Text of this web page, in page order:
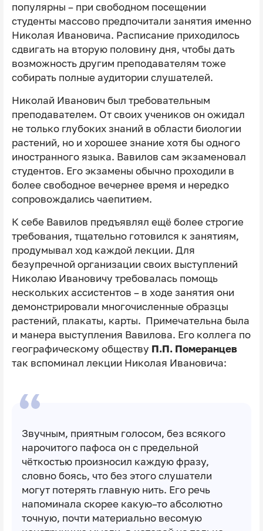
популярны – при свободном посещении
студенты массово предпочитали занятия именно
Николая Ивановича. Расписание приходилось
сдвигать на вторую половину дня, чтобы дать
возможность другим преподавателям тоже
собирать полные аудитории слушателей.
Николай Иванович был требовательным
преподавателем. От своих учеников он ожидал
не только глубоких знаний в области биологии
растений, но и хорошее знание хотя бы одного
иностранного языка. Вавилов сам экзаменовал
студентов. Его экзамены обычно проходили в
более свободное вечернее время и нередко
сопровождались чаепитием.
К себе Вавилов предъявлял ещё более строгие
требования, тщательно готовился к занятиям,
продумывал ход каждой лекции. Для
безупречной организации своих выступлений
Николаю Ивановичу требовалась помощь
нескольких ассистентов – в ходе занятия они
демонстрировали многочисленные образцы
растений, плакаты, карты. Примечательна была
и манера выступления Вавилова. Его коллега по
географическому обществу П.П. Померанцев
так вспоминал лекции Николая Ивановича:
Звучным, приятным голосом, без всякого
нарочитого пафоса он с предельной
чёткостью произносил каждую фразу,
словно боясь, что без этого слушатели
могут потерять главную нить. Его речь
напоминала скорее какую–то абсолютно
точную, почти материально весомую